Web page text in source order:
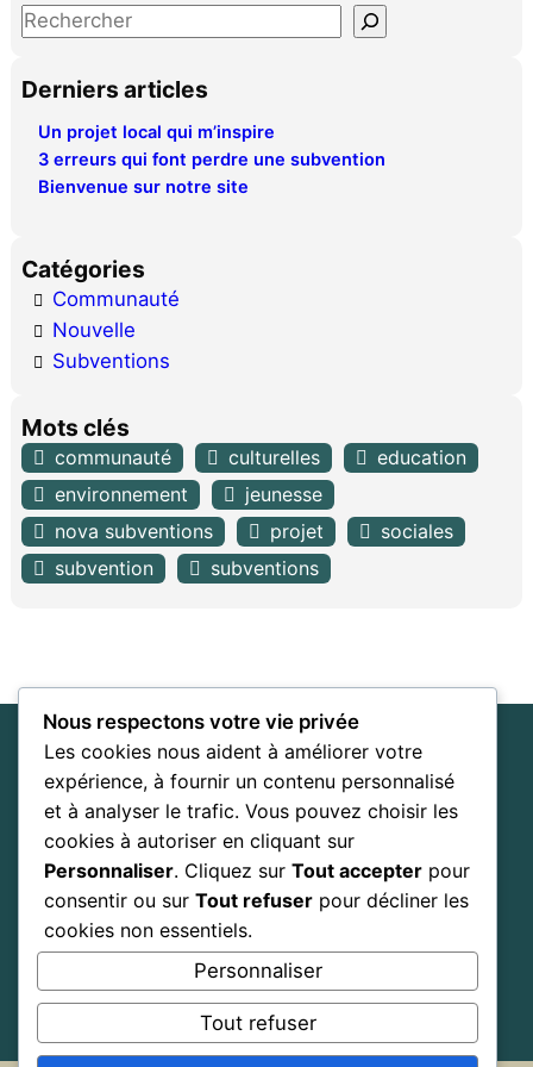
S
a
Derniers articles
Un projet local qui m’inspire
3 erreurs qui font perdre une subvention
Bienvenue sur notre site
Catégories
Communauté
Nouvelle
Subventions
Mots clés
communauté culturelles
education
environnement
jeunesse
nova subventions
projet
sociales
subvention
subventions
Nova Subventions
Entreprise d'accompagnement
stratégique
Home About BlogServices Contact
Facebook LinkedIn
Nous respectons votre vie privée
Les cookies nous aident à améliorer votre
expérience, à fournir un contenu personnalisé
et à analyser le trafic. Vous pouvez choisir les
cookies à autoriser en cliquant sur
Personnaliser. Cliquez sur Tout accepter pour
consentir ou sur Tout refuser pour décliner les
cookies non essentiels.
Personnaliser
Tout refuser